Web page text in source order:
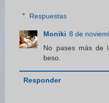
Respuestas
Moniki 8 de
No pases más de
beso.
Responder